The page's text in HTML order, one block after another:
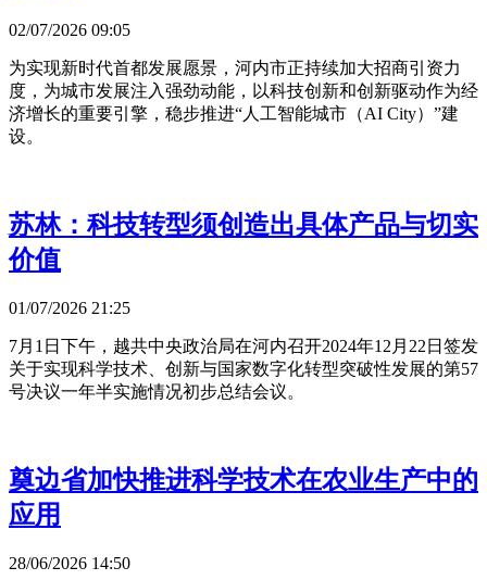
02/07/2026 09:05
为实现新时代首都发展愿景，河内市正持续加大招商引资力
度，为城市发展注入强劲动能，以科技创新和创新驱动作为经
济增长的重要引擎，稳步推进“人工智能城市（AI City）”建
设。
苏林：科技转型须创造出具体产品与切实
价值
01/07/2026 21:25
7月1日下午，越共中央政治局在河内召开2024年12月22日签发
关于实现科学技术、创新与国家数字化转型突破性发展的第57
号决议一年半实施情况初步总结会议。
奠边省加快推进科学技术在农业生产中的
应用
28/06/2026 14:50